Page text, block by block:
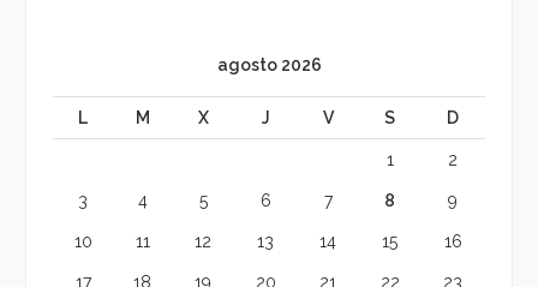
agosto 2026
L M X J V S D
1 2
3 4 5 6 7 8 9
10 11 12 13 14 15 16
17 18 19 20 21 22 23